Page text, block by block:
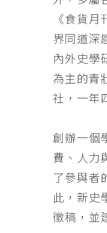
《食貨
界同道深
內外史學
為主的青
社，一年
創辦一個
費、人力
了參與者
此，新史
徵稿，並